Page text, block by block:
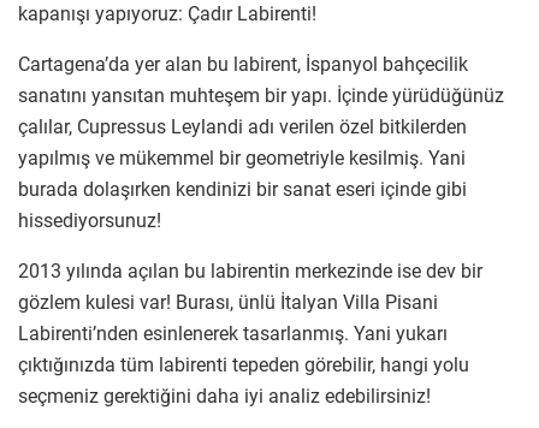
kapanışı yapıyoruz: Çadır Labirenti!
Cartagena’da yer alan bu labirent, İspanyol bahçecilik
sanatını yansıtan muhteşem bir yapı. İçinde yürüdüğünüz
çalılar, Cupressus Leylandi adı verilen özel bitkilerden
yapılmış ve mükemmel bir geometriyle kesilmiş. Yani
burada dolaşırken kendinizi bir sanat eseri içinde gibi
hissediyorsunuz!
2013 yılında açılan bu labirentin merkezinde ise dev bir
gözlem kulesi var! Burası, ünlü İtalyan Villa Pisani
Labirenti’nden esinlenerek tasarlanmış. Yani yukarı
çıktığınızda tüm labirenti tepeden görebilir, hangi yolu
seçmeniz gerektiğini daha iyi analiz edebilirsiniz!